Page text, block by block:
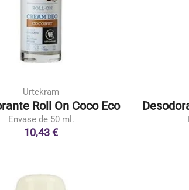
Urtekram
Roll On Coco Eco
Envase de 50 ml.
10,43 €